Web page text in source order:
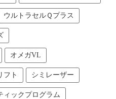
ウルトラセルＱプラス
オメガVL
フト シミレーザー
ィックプログラム